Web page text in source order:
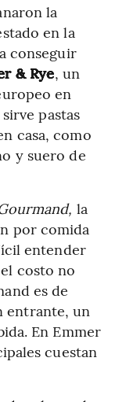
la
en la
conseguir
& Rye, un
en
sirve pastas
casa, como
y suero de
la
por comida
entender
costo no
es de
entrante, un
En Emmer
cuestan